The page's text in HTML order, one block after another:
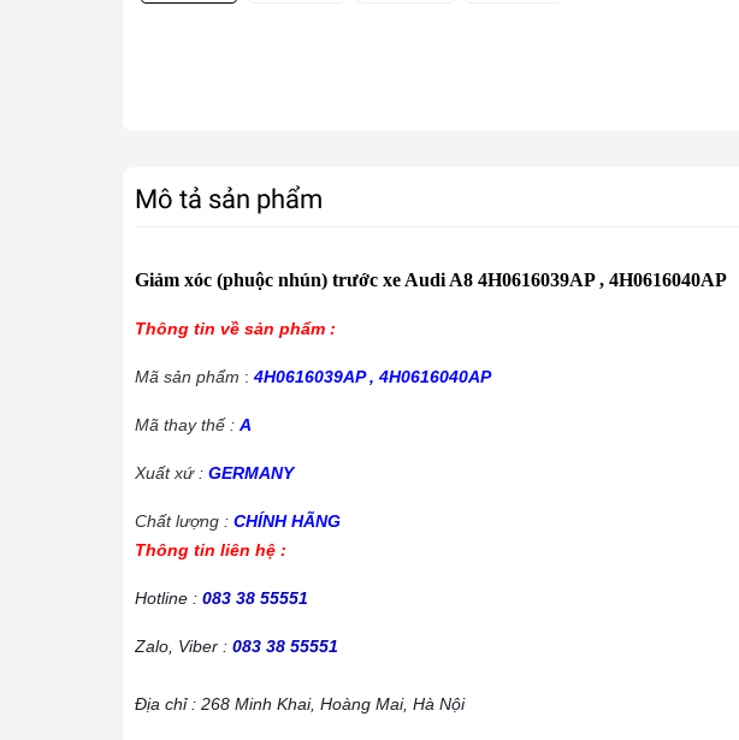
Mô tả sản phẩm
Giảm xóc (phuộc nhún) trước xe Audi A8 4H0616039AP , 4H0616040AP
Thông tin về sản phẩm :
Mã sản phẩm : 4H0616039AP , 4H0616040AP
Mã thay thế : A
Xuất xứ : GERMANY
Chất lượng : CHÍNH HÃNG
Thông tin liên hệ :
Hotline : 083 38 55551
Zalo, Viber : 083 38 55551
Địa chỉ : 268 Minh Khai, Hoàng Mai, Hà Nội